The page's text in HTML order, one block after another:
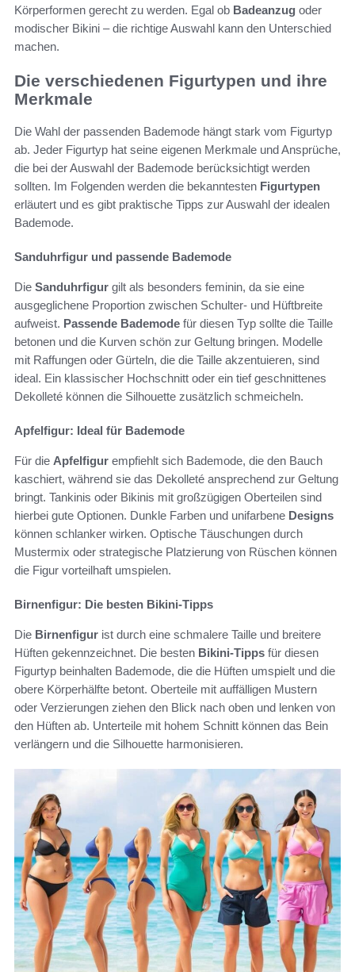
Körperformen gerecht zu werden. Egal ob Badeanzug oder
modischer Bikini – die richtige Auswahl kann den Unterschied
machen.
Die verschiedenen Figurtypen und ihre
Merkmale
Die Wahl der passenden Bademode hängt stark vom Figurtyp
ab. Jeder Figurtyp hat seine eigenen Merkmale und Ansprüche,
die bei der Auswahl der Bademode berücksichtigt werden
sollten. Im Folgenden werden die bekanntesten Figurtypen
erläutert und es gibt praktische Tipps zur Auswahl der idealen
Bademode.
Sanduhrfigur und passende Bademode
Die Sanduhrfigur gilt als besonders feminin, da sie eine
ausgeglichene Proportion zwischen Schulter- und Hüftbreite
aufweist. Passende Bademode für diesen Typ sollte die Taille
betonen und die Kurven schön zur Geltung bringen. Modelle
mit Raffungen oder Gürteln, die die Taille akzentuieren, sind
ideal. Ein klassischer Hochschnitt oder ein tief geschnittenes
Dekolleté können die Silhouette zusätzlich schmeicheln.
Apfelfigur: Ideal für Bademode
Für die Apfelfigur empfiehlt sich Bademode, die den Bauch
kaschiert, während sie das Dekolleté ansprechend zur Geltung
bringt. Tankinis oder Bikinis mit großzügigen Oberteilen sind
hierbei gute Optionen. Dunkle Farben und unifarbene Designs
können schlanker wirken. Optische Täuschungen durch
Mustermix oder strategische Platzierung von Rüschen können
die Figur vorteilhaft umspielen.
Birnenfigur: Die besten Bikini-Tipps
Die Birnenfigur ist durch eine schmalere Taille und breitere
Hüften gekennzeichnet. Die besten Bikini-Tipps für diesen
Figurtyp beinhalten Bademode, die die Hüften umspielt und die
obere Körperhälfte betont. Oberteile mit auffälligen Mustern
oder Verzierungen ziehen den Blick nach oben und lenken von
den Hüften ab. Unterteile mit hohem Schnitt können das Bein
verlängern und die Silhouette harmonisieren.